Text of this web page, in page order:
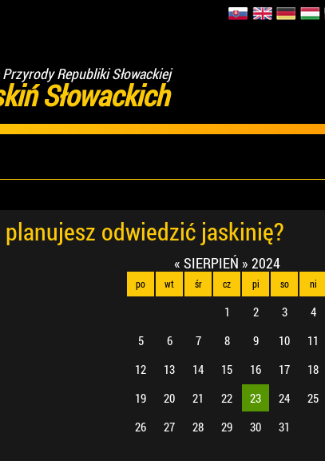
Republiki Słowackiej
Słowackich
odwiedzić jaskinię?
« SIERPIEŃ » 2024
po wt śr cz pi so ni
1 2 3
4
5
6 7 8 9 10
11
12
13 14 15 16 17
18
19
20 21 22 23 24
25
26
27 28 29 30 31